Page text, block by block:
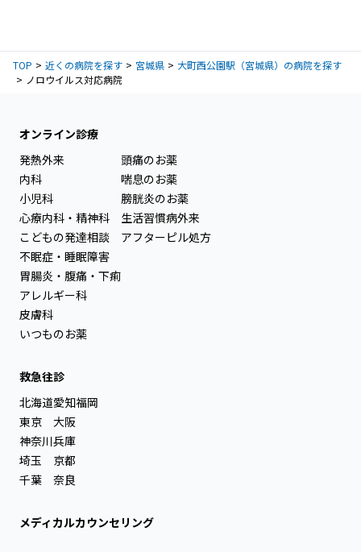
TOP 近くの病院を探す 宮城県
大町西公園駅（宮城県）の病院を探す
ノロウイルス対応病院
オンライン診療
発熱外来
内科
小児科
心療内科・精神科
こどもの発達相談
不眠症・睡眠障害
胃腸炎・腹痛・下痢
アレルギー科
皮膚科
いつものお薬
頭痛のお薬
喘息のお薬
膀胱炎のお薬
生活習慣病外来
アフターピル処方
救急往診
北海道
東京
神奈川
埼玉
千葉
愛知
大阪
兵庫
京都
奈良
福岡
メディカルカウンセリング